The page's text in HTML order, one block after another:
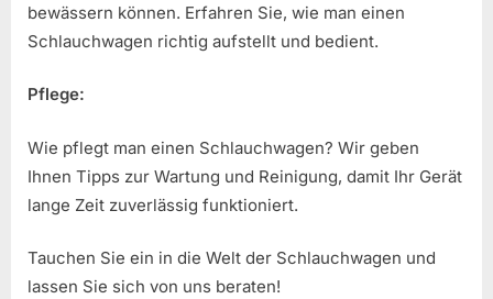
bewässern können. Erfahren Sie, wie man einen
Schlauchwagen richtig aufstellt und bedient.
Pflege:
Wie pflegt man einen Schlauchwagen? Wir geben
Ihnen Tipps zur Wartung und Reinigung, damit Ihr Gerät
lange Zeit zuverlässig funktioniert.
Tauchen Sie ein in die Welt der Schlauchwagen und
lassen Sie sich von uns beraten!